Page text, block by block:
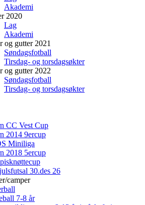
Akademi
2020
Lag
Akademi
og gutter 2021
Søndagsfotball
Tirsdag- og torsdagsøkter
og gutter 2022
Søndagsfotball
Tirsdag- og torsdagsøkter
CC Vest Cup
2014 9ercup
Miniliga
2018 5ercup
30.des 26
camper
7-8 år